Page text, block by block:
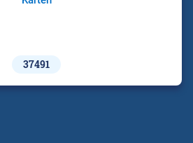
37491